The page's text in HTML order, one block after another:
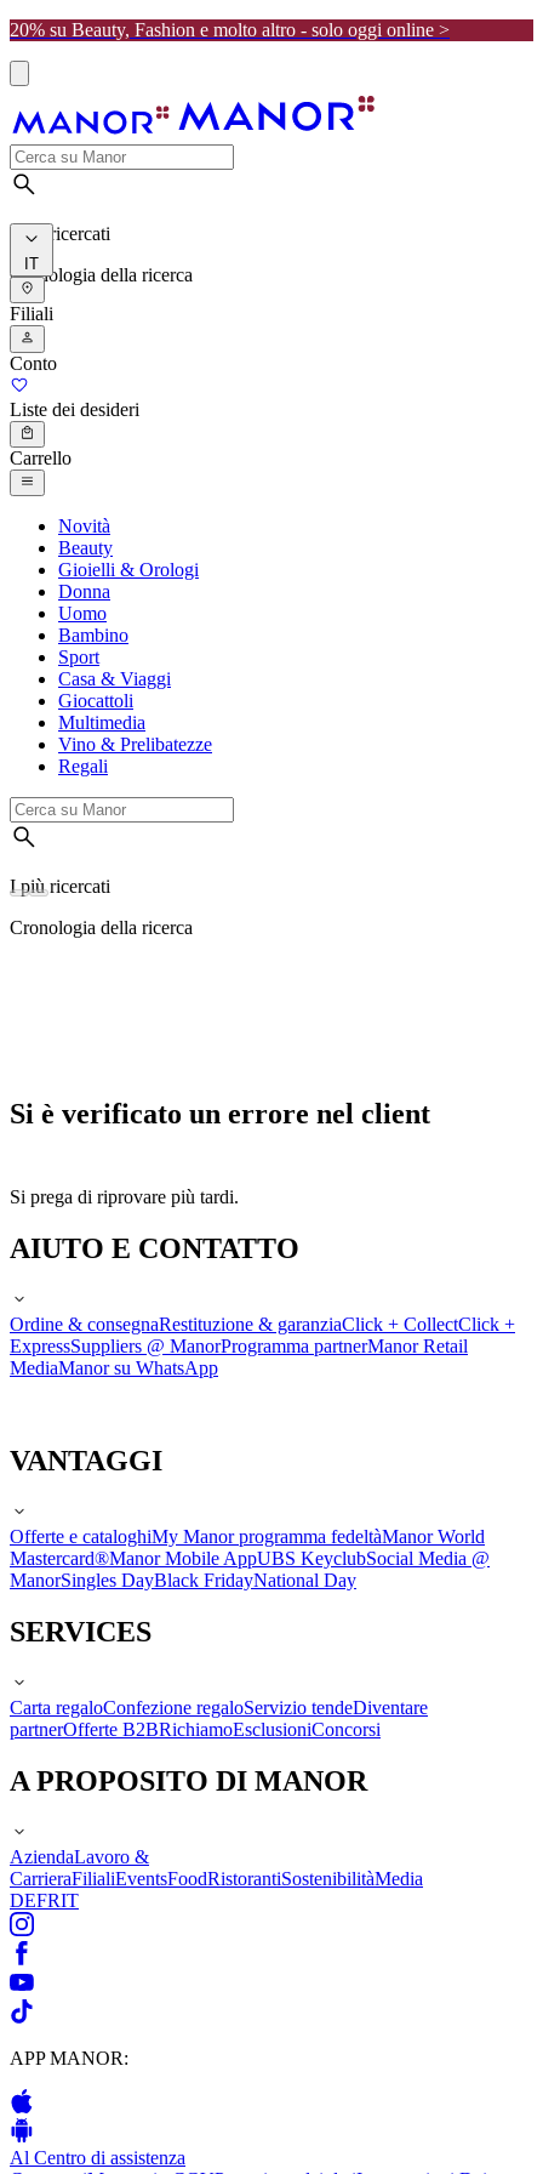
20% su Beauty, Fashion e molto altro - solo oggi online >
I più ricercati
Cronologia della ricerca
IT
Filiali
Conto
Liste dei desideri
Carrello
Novità
Beauty
Gioielli & Orologi
Donna
Uomo
Bambino
Sport
Casa & Viaggi
Giocattoli
Multimedia
Vino & Prelibatezze
Regali
I più ricercati
Cronologia della ricerca
Si è verificato un errore nel client
Si prega di riprovare più tardi.
AIUTO E CONTATTO
Ordine & consegnaRestituzione & garanziaClick + CollectClick +
ExpressSuppliers @ ManorProgramma partnerManor Retail
MediaManor su WhatsApp
VANTAGGI
Offerte e cataloghiMy Manor programma fedeltàManor World
Mastercard®Manor Mobile AppUBS KeyclubSocial Media @
ManorSingles DayBlack FridayNational Day
SERVICES
Carta regaloConfezione regaloServizio tendeDiventare
partnerOfferte B2BRichiamoEsclusioniConcorsi
A PROPOSITO DI MANOR
AziendaLavoro &
CarrieraFilialiEventsFoodRistorantiSostenibilitàMedia
DEFRIT
APP MANOR:
Al Centro di assistenza